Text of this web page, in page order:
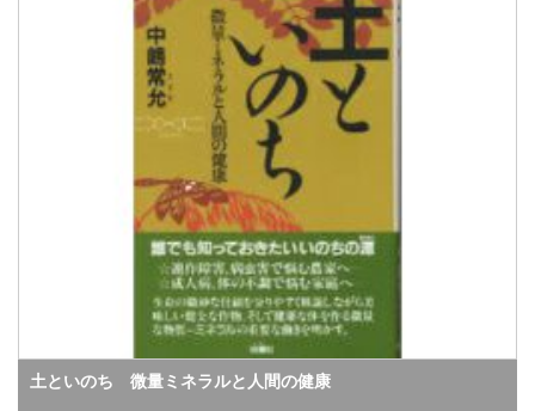
土といのち 微量ミネラルと人間の健康